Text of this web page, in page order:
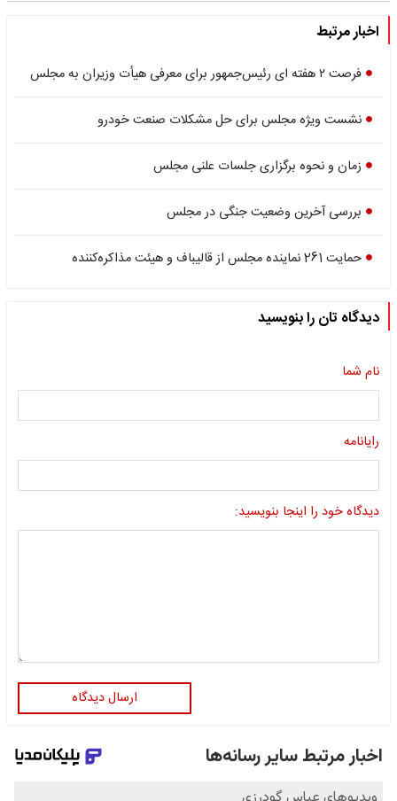
اخبار مرتبط
فرصت ۲ هفته ای رئیس‌جمهور برای معرفی هیأت وزیران به مجلس
نشست ویژه مجلس برای حل مشکلات صنعت خودرو
زمان و نحوه برگزاری جلسات علنی مجلس
بررسی آخرین وضعیت جنگی در مجلس
حمایت 261 نماینده مجلس از قالیباف و هیئت مذاکره‌کننده
دیدگاه تان را بنویسید
نام شما
رایانامه
دیدگاه خود را اینجا بنویسید:
ارسال دیدگاه